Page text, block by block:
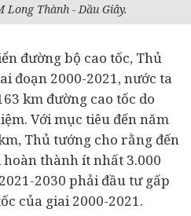
Long Thành - Dầu Giây.
đường bộ cao tốc, Thủ
đoạn 2000-2021, nước ta
km đường cao tốc do
Với mục tiêu đến năm
Thủ tướng cho rằng đến
thành ít nhất 3.000
2030 phải đầu tư gấp
của giai 2000-2021.